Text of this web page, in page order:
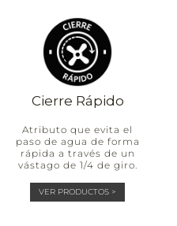
Cierre Rápido
Atributo que evita el
paso de agua de forma
rápida a través de un
vástago de 1/4 de giro.
VER PRODUCTOS >